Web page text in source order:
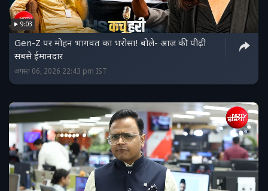
9:03
Gen-Z पर मोहन भागवत का भरोसा! बोले- आज की पीढ़ी
सबसे ईमानदार
अगस्त 06, 2026 22:43 pm IST